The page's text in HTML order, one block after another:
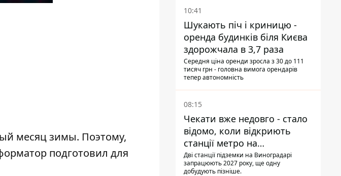
месяц зимы. Поэтому,
подготовил для
10:41
Шукають піч і криницю -
оренда будинків біля Києва
здорожчала в 3,7 раза
Середня ціна оренди зросла з 30 до 111
тисяч грн - головна вимога орендарів
тепер автономність
08:15
Чекати вже недовго - стало
відомо, коли відкриють
станції метро на
Виноградарі
Дві станції підземки на Виноградарі
запрацюють 2027 року, ще одну
добудують пізніше.